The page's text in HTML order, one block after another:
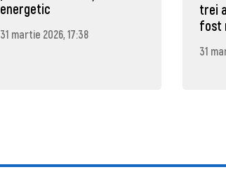
energetic
31 martie 2026, 17:38
trei
fost
31